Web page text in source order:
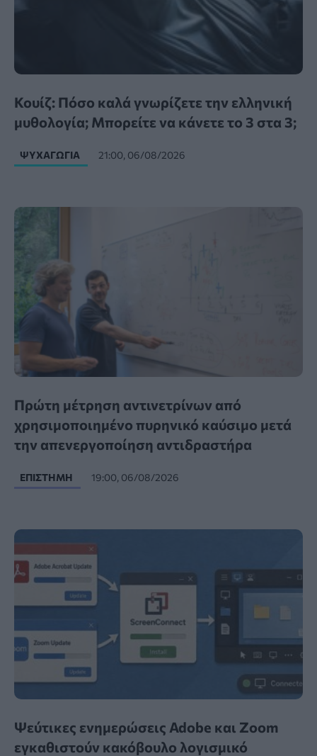
Κουίζ: Πόσο καλά γνωρίζετε την ελληνική
μυθολογία; Μπορείτε να κάνετε το 3 στα 3;
ΨΥΧΑΓΩΓΊΑ 21:00, 06/08/2026
Πρώτη μέτρηση αντινετρίνων από
χρησιμοποιημένο πυρηνικό καύσιμο μετά
την απενεργοποίηση αντιδραστήρα
ΕΠΙΣΤΉΜΗ 19:00, 06/08/2026
Ψεύτικες ενημερώσεις Adobe και Zoom
εγκαθιστούν κακόβουλο λογισμικό